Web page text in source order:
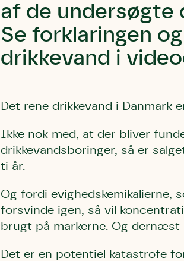
af de undersøgte
Se forklaringen
drikkevand i
Det rene drikkevand i Danmark
Ikke nok med, at der bliver
drikkevandsboringer, så er s
ti år.
Og fordi evighedskemikalierne,
forsvinde igen, så vil
brugt på markerne. Og dernæst
Det er en potentiel katastrofe